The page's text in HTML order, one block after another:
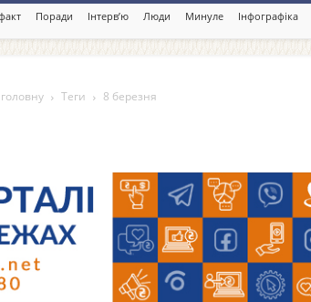
Поради Інтерв’ю Люди Минуле Інфографіка
Теги 8 березня